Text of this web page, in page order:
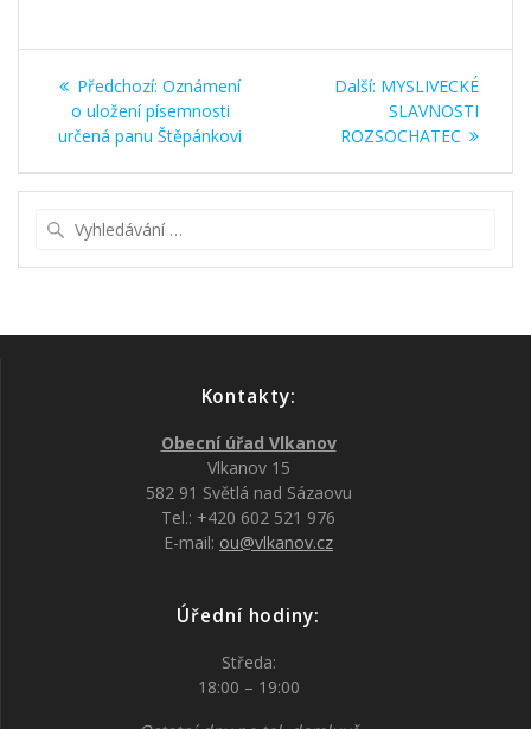
Navigace
pro
příspěvek
Předchozí: Předchozí
příspěvek:
Oznámení
o uložení písemnosti
určená panu Štěpánkovi
Další: Další
příspěvek:
MYSLIVECKÉ
SLAVNOSTI
ROZSOCHATEC
Kontakty:
Obecní úřad Vlkanov
Vlkanov 15
582 91 Světlá nad Sázaovu
Tel.: +420 602 521 976
E-mail: ou@vlkanov.cz
Úřední hodiny:
Středa:
18:00 – 19:00